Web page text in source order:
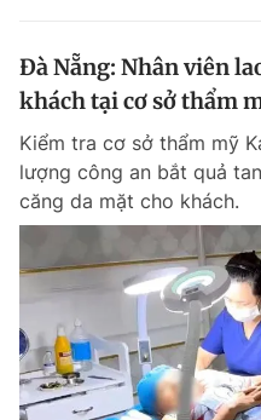
Đà Nẵng: Nhân viên
khách tại cơ sở thẩm
Kiểm tra cơ sở thẩm mỹ
lượng công an bắt quả
căng da mặt cho khách.